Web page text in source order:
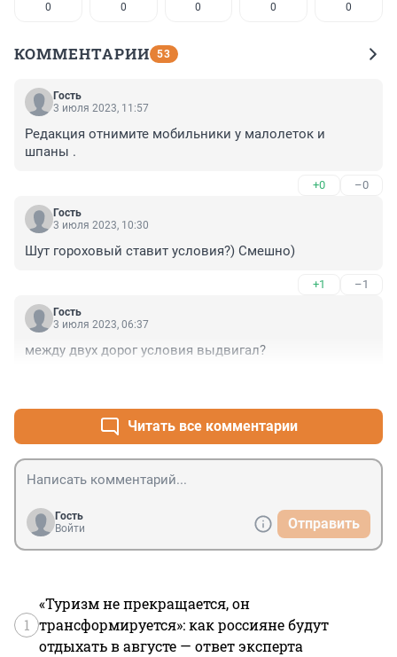
0 0 0 0 0
КОММЕНТАРИИ 53
Гость
3 июля 2023, 11:57
Редакция отнимите мобильники у малолеток и
шпаны .
+0 –0
Гость
3 июля 2023, 10:30
Шут гороховый ставит условия?) Смешно)
+1 –1
Гость
3 июля 2023, 06:37
между двух дорог условия выдвигал?
Читать все комментарии
Гость
Войти
Отправить
1
«Туризм не прекращается, он
трансформируется»: как россияне будут
отдыхать в августе — ответ эксперта